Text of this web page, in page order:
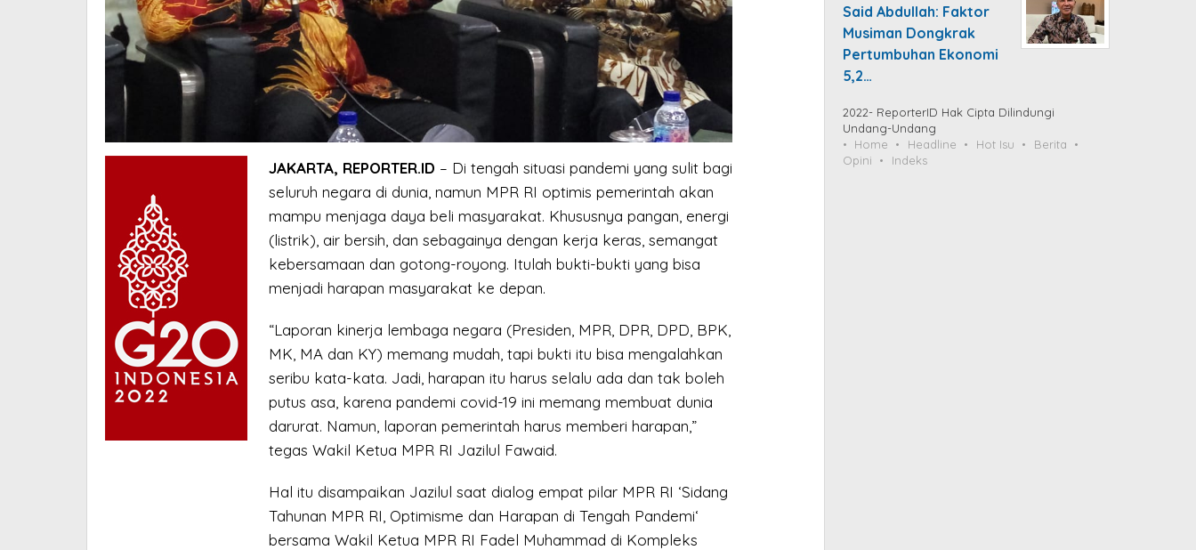
JAKARTA, REPORTER.ID – Di tengah situasi pandemi yang sulit bagi
seluruh negara di dunia, namun MPR RI optimis pemerintah akan
mampu menjaga daya beli masyarakat. Khususnya pangan, energi
(listrik), air bersih, dan sebagainya dengan kerja keras, semangat
kebersamaan dan gotong-royong. Itulah bukti-bukti yang bisa
menjadi harapan masyarakat ke depan.
“Laporan kinerja lembaga negara (Presiden, MPR, DPR, DPD, BPK,
MK, MA dan KY) memang mudah, tapi bukti itu bisa mengalahkan
seribu kata-kata. Jadi, harapan itu harus selalu ada dan tak boleh
putus asa, karena pandemi covid-19 ini memang membuat dunia
darurat. Namun, laporan pemerintah harus memberi harapan,”
tegas Wakil Ketua MPR RI Jazilul Fawaid.
Hal itu disampaikan Jazilul saat dialog empat pilar MPR RI ‘Sidang
Tahunan MPR RI, Optimisme dan Harapan di Tengah Pandemi‘
bersama Wakil Ketua MPR RI Fadel Muhammad di Kompleks
Said Abdullah: Faktor
Musiman Dongkrak
Pertumbuhan Ekonomi
5,2…
2022- ReporterID Hak Cipta Dilindungi
Undang-Undang
Home
Headline Hot Isu
Berita
Opini
Indeks